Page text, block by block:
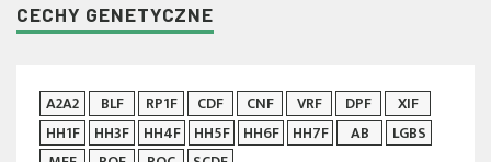
CECHY GENETYCZNE
A2A2 BLF RP1F CDF CNF VRF DPF
XIF
HH1F
HH3F HH4F HH5F HH6F HH7F AB
LGBS